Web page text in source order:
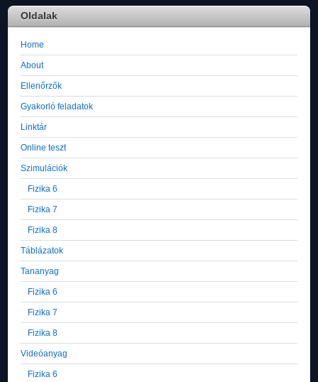
Oldalak
Home
About
Ellenőrzők
Gyakorló feladatok
Linktár
Online teszt
Szimulációk
Fizika 6
Fizika 7
Fizika 8
Táblázatok
Tananyag
Fizika 6
Fizika 7
Fizika 8
Videóanyag
Fizika 6